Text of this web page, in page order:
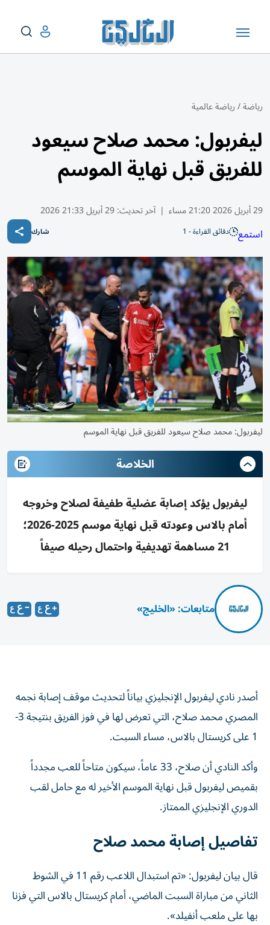
رياضة/رياضة عالمية
ليفربول: محمد صلاح سيعود
للفريق قبل نهاية الموسم
29 أبريل 2026 21:20 مساء | آخر تحديث:29 أبريل 21:33 2026
استمع دقائق القراءة - 1 شارك
ليفربول: محمد صلاح سيعود للفريق قبل نهاية الموسم
الخلاصة
ليفربول يؤكد إصابة عضلية طفيفة لصلاح وخروجه
أمام بالاس وعودته قبل نهاية موسم 2025-2026؛
21 مساهمة تهديفية واحتمال رحيله صيفاً
متابعات: «الخليج»
أصدر نادي ليفربول الإنجليزي بياناً لتحديث موقف إصابة نجمه
المصري محمد صلاح، التي تعرض لها في فوز الفريق بنتيجة 3-
1 على كريستال بالاس، مساء السبت.
وأكد النادي أن صلاح، 33 عاماً، سيكون متاحاً للعب مجدداً
بقميص ليفربول قبل نهاية الموسم الأخير له مع حامل لقب
الدوري الإنجليزي الممتاز.
تفاصيل إصابة محمد صلاح
قال بيان ليفربول: «تم استبدال اللاعب رقم 11 في الشوط
الثاني من مباراة السبت الماضي، أمام كريستال بالاس التي فزنا
بها على ملعب أنفيلد».